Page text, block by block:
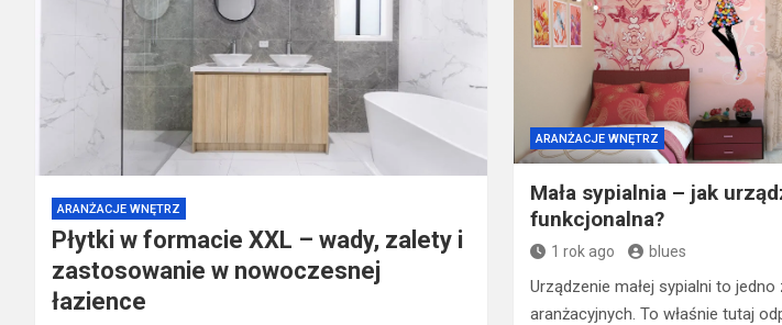
ARANŻACJE WNĘTRZ
Mała sypialnia – jak
funkcjonalna?
1 rok ago blues
Urządzenie małej sypialni to
aranżacyjnych. To właśnie tutaj
ARANŻACJE WNĘTRZ
Płytki w formacie XXL – wady, zalety i
zastosowanie w nowoczesnej
łazience